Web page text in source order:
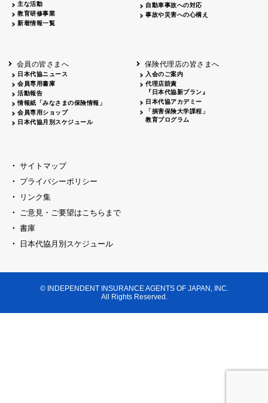
主な活動
教育研修事業
新着情報一覧
自動車事故への対応
事故や災害への心構え
会員の皆さまへ
日本代協ニュース
会員専用書庫
活動報告
情報紙「みなさまの保険情報」
会員専用ショップ
日本代協月別スケジュール
保険代理店の皆さまへ
入会のご案内
代理店賠責
『日本代協新プラン』
日本代協アカデミー
「損害保険大学課程」
教育プログラム
サイトマップ
プライバシーポリシー
リンク集
ご意見・ご要望はこちらまで
書庫
日本代協月別スケジュール
© INDEPENDENT INSURANCE AGENTS OF JAPAN, INC.
All Rights Reserved.